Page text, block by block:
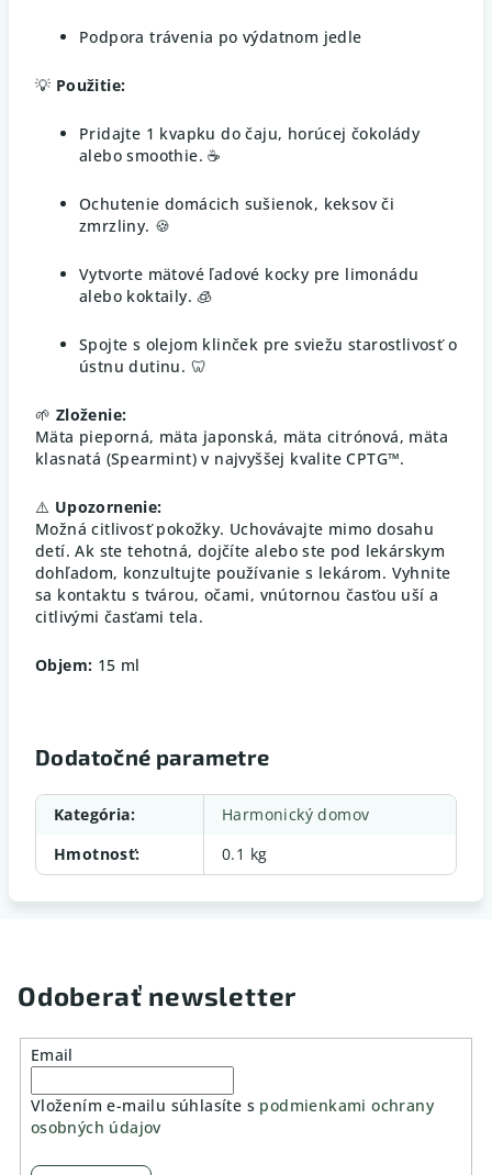
Podpora trávenia po výdatnom jedle
💡 Použitie:
Pridajte 1 kvapku do čaju, horúcej čokolády
alebo smoothie. ☕
Ochutenie domácich sušienok, keksov či
zmrzliny. 🍪
Vytvorte mätové ľadové kocky pre limonádu
alebo koktaily. 🧊
Spojte s olejom klinček pre sviežu starostlivosť o
ústnu dutinu. 🦷
🌱 Zloženie:
Mäta pieporná, mäta japonská, mäta citrónová, mäta
klasnatá (Spearmint) v najvyššej kvalite CPTG™.
⚠️ Upozornenie:
Možná citlivosť pokožky. Uchovávajte mimo dosahu
detí. Ak ste tehotná, dojčíte alebo ste pod lekárskym
dohľadom, konzultujte používanie s lekárom. Vyhnite
sa kontaktu s tvárou, očami, vnútornou časťou uší a
citlivými časťami tela.
Objem: 15 ml
Dodatočné parametre
Kategória:
Harmonický domov
Hmotnosť: 0.1 kg
Odoberať newsletter
Email
Vložením e-mailu súhlasíte s podmienkami ochrany
osobných údajov